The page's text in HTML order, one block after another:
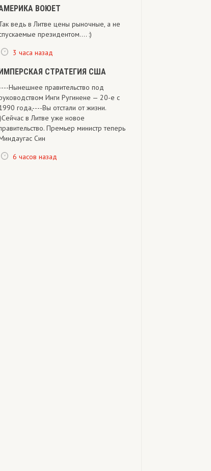
ВОЮЕТ
ведь в Литве цены рыночные, а не
президентом.... :)
3 часа назад
СТРАТЕГИЯ США
Нынешнее правительство под
Инги Ругинене — 20-е с
года,----Вы отстали от жизни.
в Литве уже новое
Премьер министр теперь
Син
6 часов назад